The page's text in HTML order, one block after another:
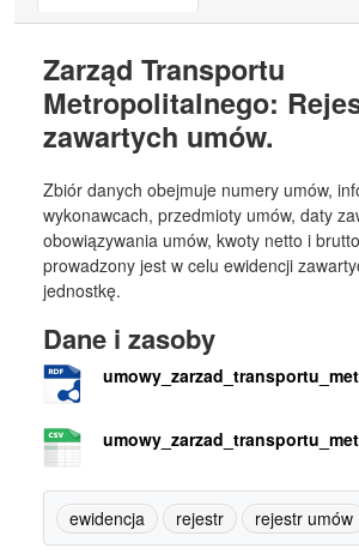
Zarząd Transportu
Metropolitalnego:
zawartych umów.
Zbiór danych obejmuje numery umów,
wykonawcach, przedmioty umów, daty
obowiązywania umów, kwoty netto i
prowadzony jest w celu ewidencji
jednostkę.
Dane i zasoby
ewidencja rejestr rejestr umów